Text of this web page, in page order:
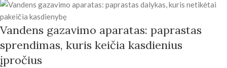
Vandens gazavimo aparatas: paprastas
sprendimas, kuris keičia kasdienius
įpročius